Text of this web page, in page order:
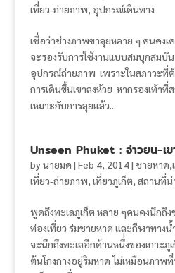
เที่ยว-ถ่ายภาพ, อุปกรณ์เดินทาง
เชื่อว่าช่างภาพขาลุยหลาย ๆ คนคงเ
จะรองรับการใช้งานแบบสมบุกสมบั
อุปกรณ์ถ่ายภาพ เพราะในสภาวะที่
การเดินขึ้นเขาลงห้วย หากรองเท้าที่
เหมาะกับการลุยแล้ว...
Unseen Phuket : อ่าวยน-เข
byนายมด | Feb 4, 2014| ชายหาด,
เที่ยว-ถ่ายภาพ, เที่ยวภูเก็ต, สถานที่น่
พูดถึงทะเลภูเก็ต หลาย ๆคนคงนึกถึ
ท่องเที่ยว ร่มชายหาด และกีฬาทา
จะนึกถึงทะเลอีกด้านหนึ่่งของเกาะภู
ต้นโกงกางอยู่ริมหาด ไม่เหมือนภาพ